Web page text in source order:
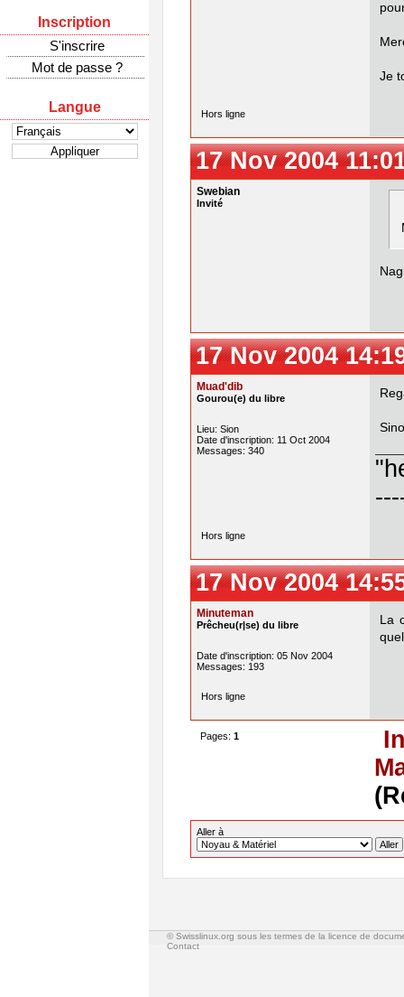
Inscription
S'inscrire
Mot de passe ?
Langue
Je
Hors ligne
17 Nov 2004
Swebian
Invité
17 Nov 2004
Muad'dib
Gourou(e) du libre
Lieu: Sion
Date d'inscription: 11 Oct 2004
Messages: 340
Hors ligne
17 Nov 2004
Minuteman
Prêcheu(r|se) du libre
Date d'inscription: 05 Nov 2004
Messages: 193
La
Hors ligne
Pages: 1
Aller à
© Swisslinux.org sous les termes de la licence de
Contact